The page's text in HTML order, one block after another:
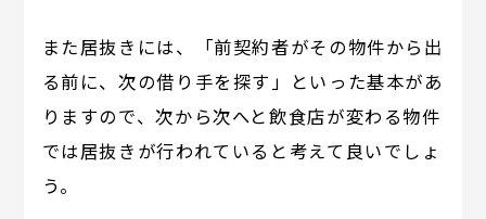
また居抜きには、「前契約者がその物件から出
る前に、次の借り手を探す」といった基本があ
りますので、次から次へと飲食店が変わる物件
では居抜きが行われていると考えて良いでしょ
う。